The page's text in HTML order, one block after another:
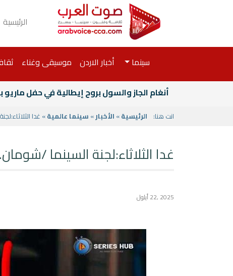
الرئيسية
سينما أخبار الاردن موسيقى وغناء
أنغام الجاز والسول بروح إيطالية في حفل
انت هنا: الرئيسية» الأخبار» سينما عالمية» غدا
غدا الثلاثاء:لجنة السينما /
2025 ,22 أيلول